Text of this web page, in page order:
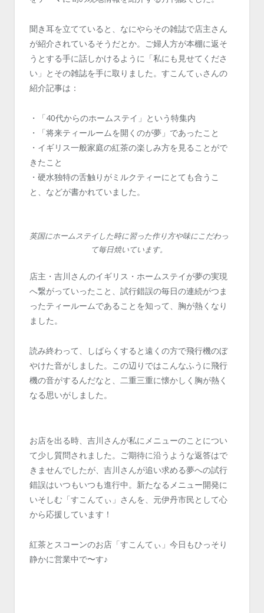
聞き耳を立てていると、なにやらその雑誌で店主さん
が紹介されているそうだとか。ご婦人方が本棚に返そ
うとする手に話しかけるように「私にも見せてくださ
い」とその雑誌を手に取りました。すこんてぃさんの
紹介記事は：
・「40代からのホームステイ」という特集内
・「将来ティールームを開くのが夢」であったこと
・イギリス一般家庭の紅茶の楽しみ方を見ることがで
きたこと
・硬水独特の舌触りがミルクティーにとても合うこ
と、などが書かれていました。
英国にホームステイした時に習った作り方や味にこだわっ
て毎日焼いています。
店主・吉川さんのイギリス・ホームステイが夢の実現
へ繋がっていったこと、試行錯誤の毎日の連続がつま
ったティールームであることを知って、胸が熱くなり
ました。
読み終わって、しばらくすると遠くの方で飛行機のぼ
やけた音がしました。この辺りではこんなふうに飛行
機の音がするんだなと、二重三重に懐かしく胸が熱く
なる思いがしました。
お店を出る時、吉川さんが私にメニューのことについ
て少し質問されました。ご期待に沿うような返答はで
きませんでしたが、吉川さんが追い求める夢への試行
錯誤はいつもいつも進行中。新たなるメニュー開発に
いそしむ「すこんてぃ」さんを、元伊丹市民として心
から応援しています！
紅茶とスコーンのお店「すこんてぃ」今日もひっそり
静かに営業中で〜す♪